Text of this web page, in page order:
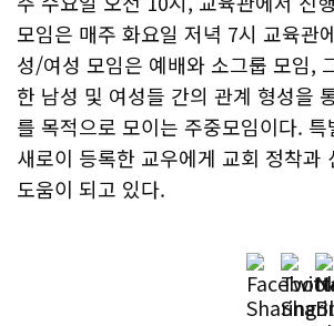
모임은 매주 화요일 저녁 7시 교육관
성/여성 모임은 예배와 소그룹 모임,
한 남성 및 여성들 간의 관계 형성을
를 목적으로 모이는 주중모임이다.
새로이 등록한 교우에게 교회 정착과
도움이 되고 있다.